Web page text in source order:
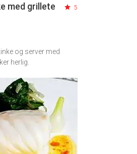
nyhetsbrev fra
Apéritif
nyhetsbrev. Du
med grillete
5
og server med
herlig.